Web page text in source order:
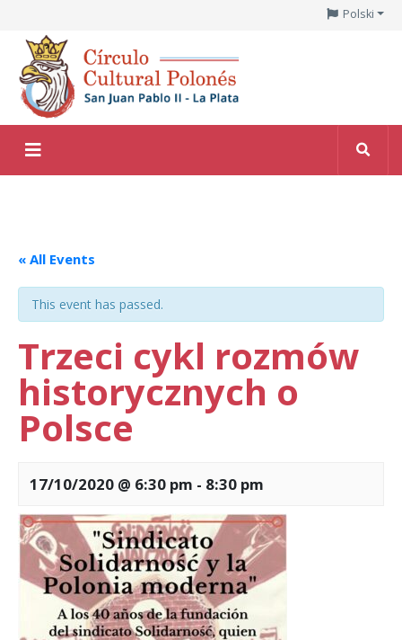
Polski
« All Events
This event has passed.
Trzeci cykl rozmów
historycznych o
Polsce
17/10/2020 @ 6:30 pm - 8:30 pm